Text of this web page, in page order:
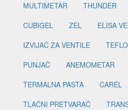
MULTIMETAR
THUNDER
CUBIGEL
ZEL
ELISA
IZVIJAČ ZA VENTILE
PUNJAČ
ANEMOMETAR
TERMALNA PASTA
CAREL
TLAČNI PRETVARAČ